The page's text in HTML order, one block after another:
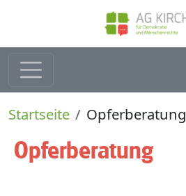
Direkt zum Inhalt
Pfadnavigation
Startseite Opferberatung
Opferberatung